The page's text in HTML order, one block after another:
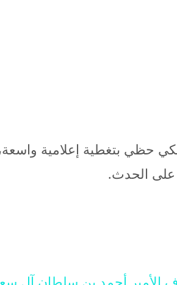
حظي بتغطية إعلامية
على الحدث.